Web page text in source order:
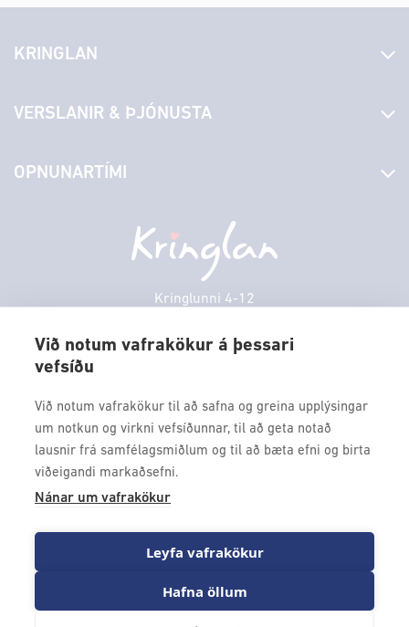
Við notum vafrakökur á þessari
vefsíðu
Við notum vafrakökur til að safna og greina upplýsingar
um notkun og virkni vefsíðunnar, til að geta notað
lausnir frá samfélagsmiðlum og til að bæta efni og birta
viðeigandi markaðsefni.
Nánar um vafrakökur
Leyfa vafrakökur
Hafna öllum
Kringlunni 4-12
kringlan@kringlan.is
KRINGLAN
Laus störf
Hafðu samband
Persónuverndarstefna
VERSLANIR & ÞJÓNUSTA
Borgarbókasafn
Borgarleikhúsið
Ævintýraland
OPNUNARTÍMI
Fimmtudagur
VERTU MEÐ
Fáðu forskot á dagskrána okkar og sértilboð með því að skrá